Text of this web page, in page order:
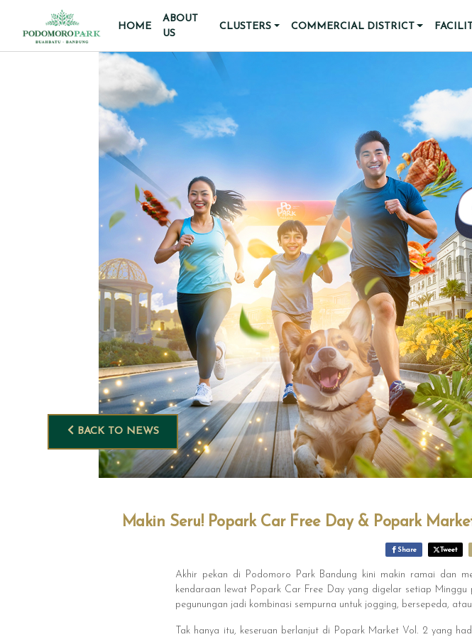
HOME
ABOUT
US
CLUSTERS COMMERCIAL DISTRICT
BACK TO NEWS
Makin Seru! Popark Car Free Day & Popark
Share Tweet
Akhir pekan di Podomoro Park Bandung kini makin ramai dan
kendaraan lewat Popark Car Free Day yang digelar setiap
pegunungan jadi kombinasi sempurna untuk jogging, bersepeda,
Tak hanya itu, keseruan berlanjut di Popark Market Vol. 2 yang